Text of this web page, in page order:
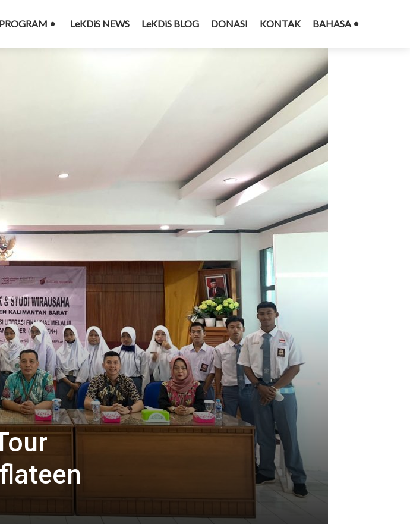
PROGRAM LeKDiS NEWS LeKDiS BLOG DONASI KONTAK BAHASA